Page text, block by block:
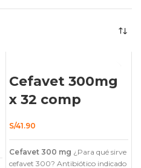
Cefavet 300mg
x 32 comp
S/41.90
Cefavet 300 mg ¿Para qué sirve
cefavet 300? Antibiótico indicado